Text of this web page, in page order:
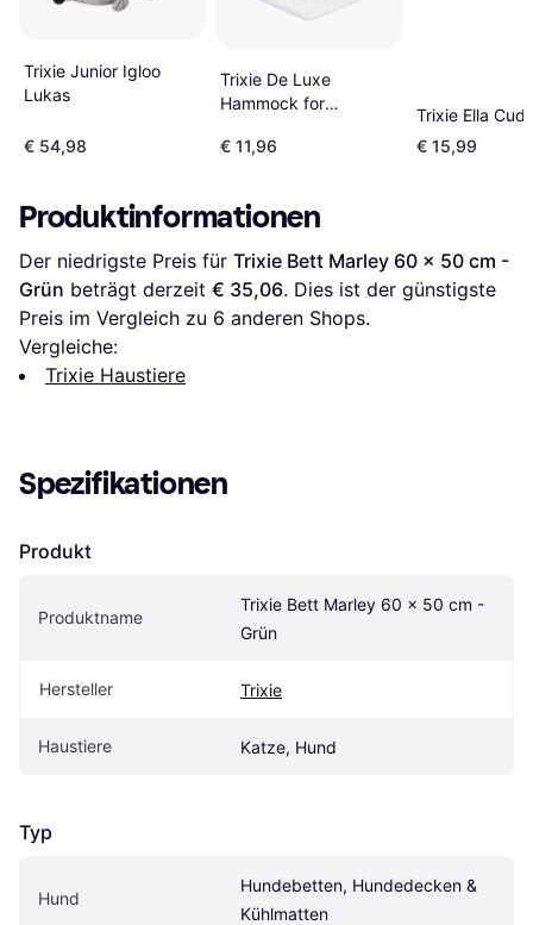
Trixie Junior Igloo
Lukas
€ 54,98
Trixie De Luxe
Hammock for
€ 11,96
Trixie Ella
€ 15,99
Produktinformationen
Der niedrigste Preis für Trixie Bett Marley 60 x 50 cm -
Grün beträgt derzeit € 35,06. Dies ist der günstigste
Preis im Vergleich zu 6 anderen Shops.
Vergleiche:
Trixie Haustiere
Spezifikationen
Produkt
Produktname
Trixie Bett Marley 60 x 50 cm -
Grün
Hersteller Trixie
Haustiere Katze, Hund
Typ
Hund
Hundebetten, Hundedecken &
Kühlmatten